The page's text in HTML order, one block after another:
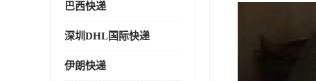
巴西快递
深圳DHL国际快递
伊朗快递